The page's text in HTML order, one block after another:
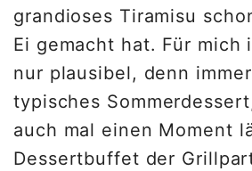
grandioses Tiramisu
Ei gemacht hat. Für mich
nur plausibel, denn
typisches
auch mal einen Moment
Dessertbuffet der